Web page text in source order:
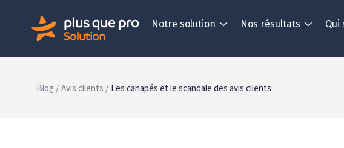
Notre solution Nos résultats Qui
Blog / Avis clients / Les canapés et le scandale des avis clients